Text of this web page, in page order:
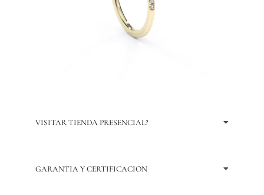
VISITAR TIENDA PRESENCIAL?
GARANTIA Y CERTIFICACION